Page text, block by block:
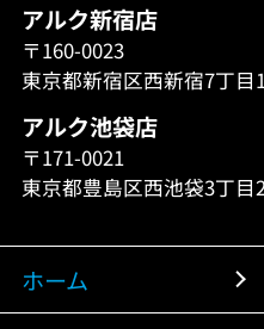
アルク新宿店
〒160-0023
東京都新宿区西新宿7丁目
アルク池袋店
〒171-0021
東京都豊島区西池袋3丁目
ホーム